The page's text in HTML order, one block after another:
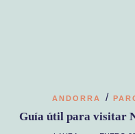
ANDORRA /
Guía útil para visitar